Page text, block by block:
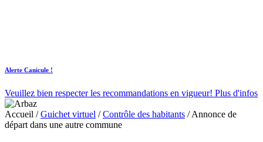
Alerte Canicule !
Veuillez bien respecter les recommandations en vigueur! Plus d'infos
Accueil /Guichet virtuel /Contrôle des habitants /Annonce de
départ dans une autre commune